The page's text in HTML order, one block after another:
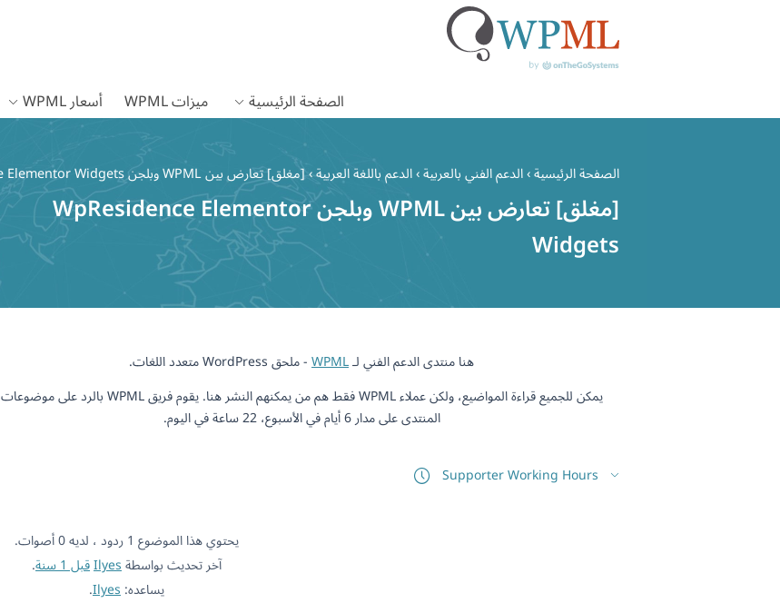
الصفحة الرئيسية
ميزات WPML أسعار WPML
الصفحة الرئيسية›الدعم الفني بالعربية›الدعم باللغة العربية›[مغلق] تعارض بين WPML وبلجن WpResidence Elementor Widgets
[مغلق] تعارض بين WPML وبلجن WpResidence Elementor
Widgets
هنا منتدى الدعم الفني لـWPML- ملحق WordPress متعدد اللغات.
يمكن للجميع قراءة المواضيع، ولكن عملاء WPML فقط هم من يمكنهم النشر هنا. يقوم فريق WPML بالرد على موضوعات
المنتدى على مدار 6 أيام في الأسبوع، 22 ساعة في اليوم.
Supporter Working Hours
يحتوي هذا الموضوع 1 ردود ، لديه 0 أصوات.
آخر تحديث بواسطةIlyesقبل 1 سنة
.
يساعده:Ilyes
.